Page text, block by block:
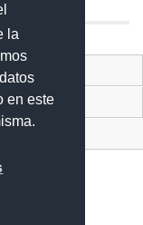
la
en este
(SNI)